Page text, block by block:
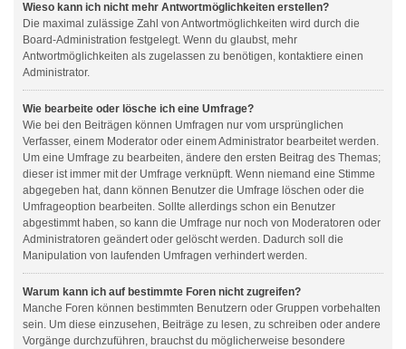
Wieso kann ich nicht mehr Antwortmöglichkeiten erstellen?
Die maximal zulässige Zahl von Antwortmöglichkeiten wird durch die
Board-Administration festgelegt. Wenn du glaubst, mehr
Antwortmöglichkeiten als zugelassen zu benötigen, kontaktiere einen
Administrator.
Wie bearbeite oder lösche ich eine Umfrage?
Wie bei den Beiträgen können Umfragen nur vom ursprünglichen
Verfasser, einem Moderator oder einem Administrator bearbeitet werden.
Um eine Umfrage zu bearbeiten, ändere den ersten Beitrag des Themas;
dieser ist immer mit der Umfrage verknüpft. Wenn niemand eine Stimme
abgegeben hat, dann können Benutzer die Umfrage löschen oder die
Umfrageoption bearbeiten. Sollte allerdings schon ein Benutzer
abgestimmt haben, so kann die Umfrage nur noch von Moderatoren oder
Administratoren geändert oder gelöscht werden. Dadurch soll die
Manipulation von laufenden Umfragen verhindert werden.
Warum kann ich auf bestimmte Foren nicht zugreifen?
Manche Foren können bestimmten Benutzern oder Gruppen vorbehalten
sein. Um diese einzusehen, Beiträge zu lesen, zu schreiben oder andere
Vorgänge durchzuführen, brauchst du möglicherweise besondere